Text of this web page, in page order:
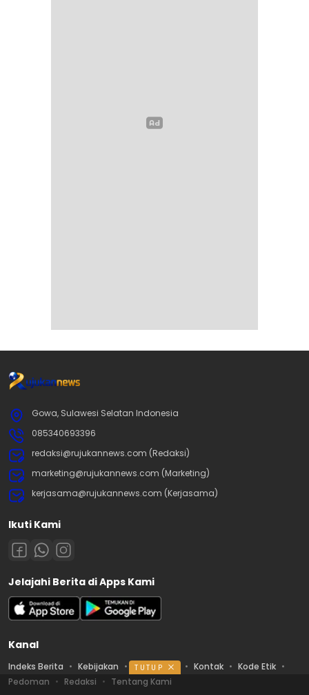
Gowa, Sulawesi Selatan Indonesia
085340693396
redaksi@rujukannews.com (Redaksi)
marketing@rujukannews.com (Marketing)
kerjasama@rujukannews.com (Kerjasama)
Ikuti Kami
Jelajahi Berita di Apps Kami
Kanal
Indeks Berita Kebijakan Ketentuan Kontak
Kode Etik
Pedoman
Redaksi Tentang Kami
TUTUP